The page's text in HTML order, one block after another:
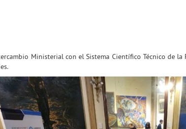
Ministerial con el Sistema Científico Técnico de